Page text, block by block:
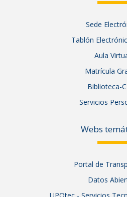
Sede
Tablón
Aula
Matrícula
Biblioteca-
Servicios
Webs
Portal de
Datos